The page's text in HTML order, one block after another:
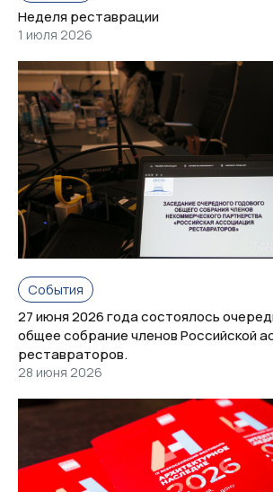
Неделя реставрации
1 июля 2026
События
27 июня 2026 года состоялось
общее собрание членов Российской
реставраторов.
28 июня 2026